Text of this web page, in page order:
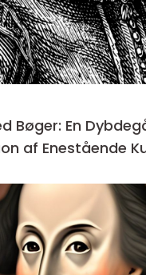
Bøger: En
af Enestående